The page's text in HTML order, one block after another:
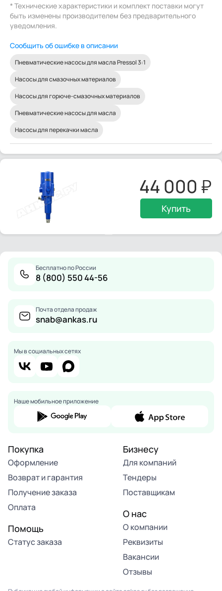
* Технические характеристики и комплект поставки могут
быть изменены производителем без предварительного
уведомления.
Сообщить об ошибке в описании
Пневматические насосы для масла Pressol 3:1
Насосы для смазочных материалов
Насосы для горюче-смазочных материалов
Пневматические насосы для масла
Насосы для перекачки масла
44 000
Купить
Бесплатно по России
8 (800) 550 44-56
Почта отдела продаж
snab@ankas.ru
Мы в социальных сетях
Наше мобильное приложение
Покупка
Оформление
Возврат и гарантия
Получение заказа
Оплата
Помощь
Статус заказа
Бизнесу
Для компаний
Тендеры
Поставщикам
О нас
О компании
Реквизиты
Вакансии
Отзывы